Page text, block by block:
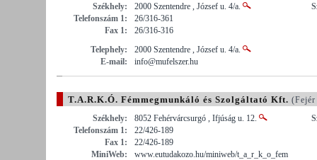
Székhely:
2000 Szentendre , József u. 4/a.
Telefonszám 1:
26/316-361
Fax 1:
26/316-316
Telephely:
2000 Szentendre , József u. 4/a.
E-mail:
info@mufelszer.hu
T.A.R.K.Ó. Fémmegmunkáló és Szolgáltató Kft.
Székhely:
8052 Fehérvárcsurgó , Ifjúság u. 12.
Telefonszám 1:
22/426-189
Fax 1:
22/426-189
MiniWeb:
www.eutudakozo.hu/miniweb/t_a_r_k_o_fem